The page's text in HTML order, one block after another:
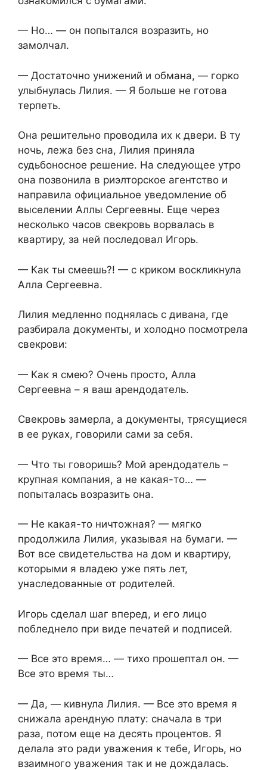
— Но… — он попытался возразить, но
замолчал.
— Достаточно унижений и обмана, — горко
улыбнулась Лилия. — Я больше не готова
терпеть.
Она решительно проводила их к двери. В ту
ночь, лежа без сна, Лилия приняла
судьбоносное решение. На следующее утро
она позвонила в риэлторское агентство и
направила официальное уведомление об
выселении Аллы Сергеевны. Еще через
несколько часов свекровь ворвалась в
квартиру, за ней последовал Игорь.
— Как ты смеешь?! — с криком воскликнула
Алла Сергеевна.
Лилия медленно поднялась с дивана, где
разбирала документы, и холодно посмотрела
свекрови:
— Как я смею? Очень просто, Алла
Сергеевна – я ваш арендодатель.
Свекровь замерла, а документы, трясущиеся
в ее руках, говорили сами за себя.
— Что ты говоришь? Мой арендодатель –
крупная компания, а не какая-то… —
попыталась возразить она.
— Не какая-то ничтожная? — мягко
продолжила Лилия, указывая на бумаги. —
Вот все свидетельства на дом и квартиру,
которыми я владею уже пять лет,
унаследованные от родителей.
Игорь сделал шаг вперед, и его лицо
побледнело при виде печатей и подписей.
— Все это время… — тихо прошептал он. —
Все это время ты…
— Да, — кивнула Лилия. — Все это время я
снижала арендную плату: сначала в три
раза, потом еще на десять процентов. Я
делала это ради уважения к тебе, Игорь, но
взаимного уважения так и не дождалась.